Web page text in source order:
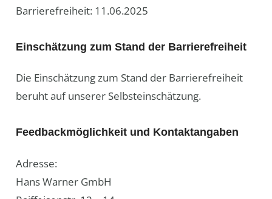
Barrierefreiheit: 11.06.2025
Einschätzung zum Stand der Barrierefreiheit
Die Einschätzung zum Stand der Barrierefreiheit
beruht auf unserer Selbsteinschätzung.
Feedbackmöglichkeit und Kontaktangaben
Adresse:
Hans Warner GmbH